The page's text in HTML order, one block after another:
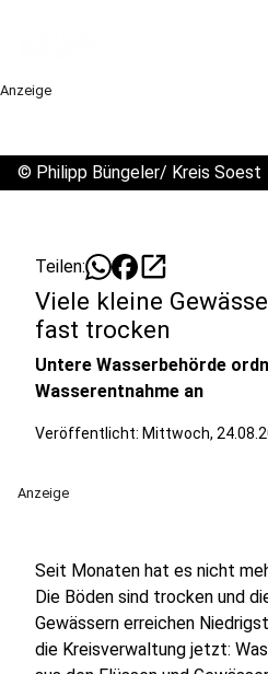
Anzeige
© Philipp Büngeler/ Kreis Soest
Teilen: open_in_new
Viele kleine
fast trocken
Untere Wasserbehörde
Wasserentnahme an
Veröffentlicht: Mittwoch,
Anzeige
Seit Monaten hat es nicht
Die Böden sind trocken und
Gewässern erreichen
die Kreisverwaltung jetzt: